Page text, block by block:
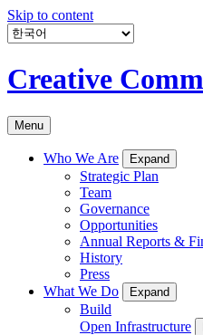
Skip to content
Creative
Menu
Who We Are Expand
Strategic Plan
Team
Governance
Opportunities
Annual Reports &
History
Press
What We Do
Expand
Build
Open Infrastructure